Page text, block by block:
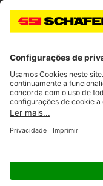
Navigate to home page